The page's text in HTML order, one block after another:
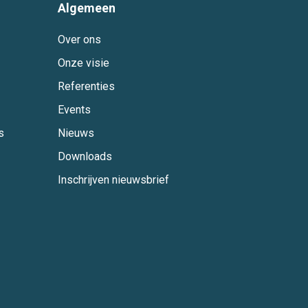
Algemeen
Over ons
Onze visie
Referenties
Events
Nieuws
Downloads
Inschrijven nieuwsbrief